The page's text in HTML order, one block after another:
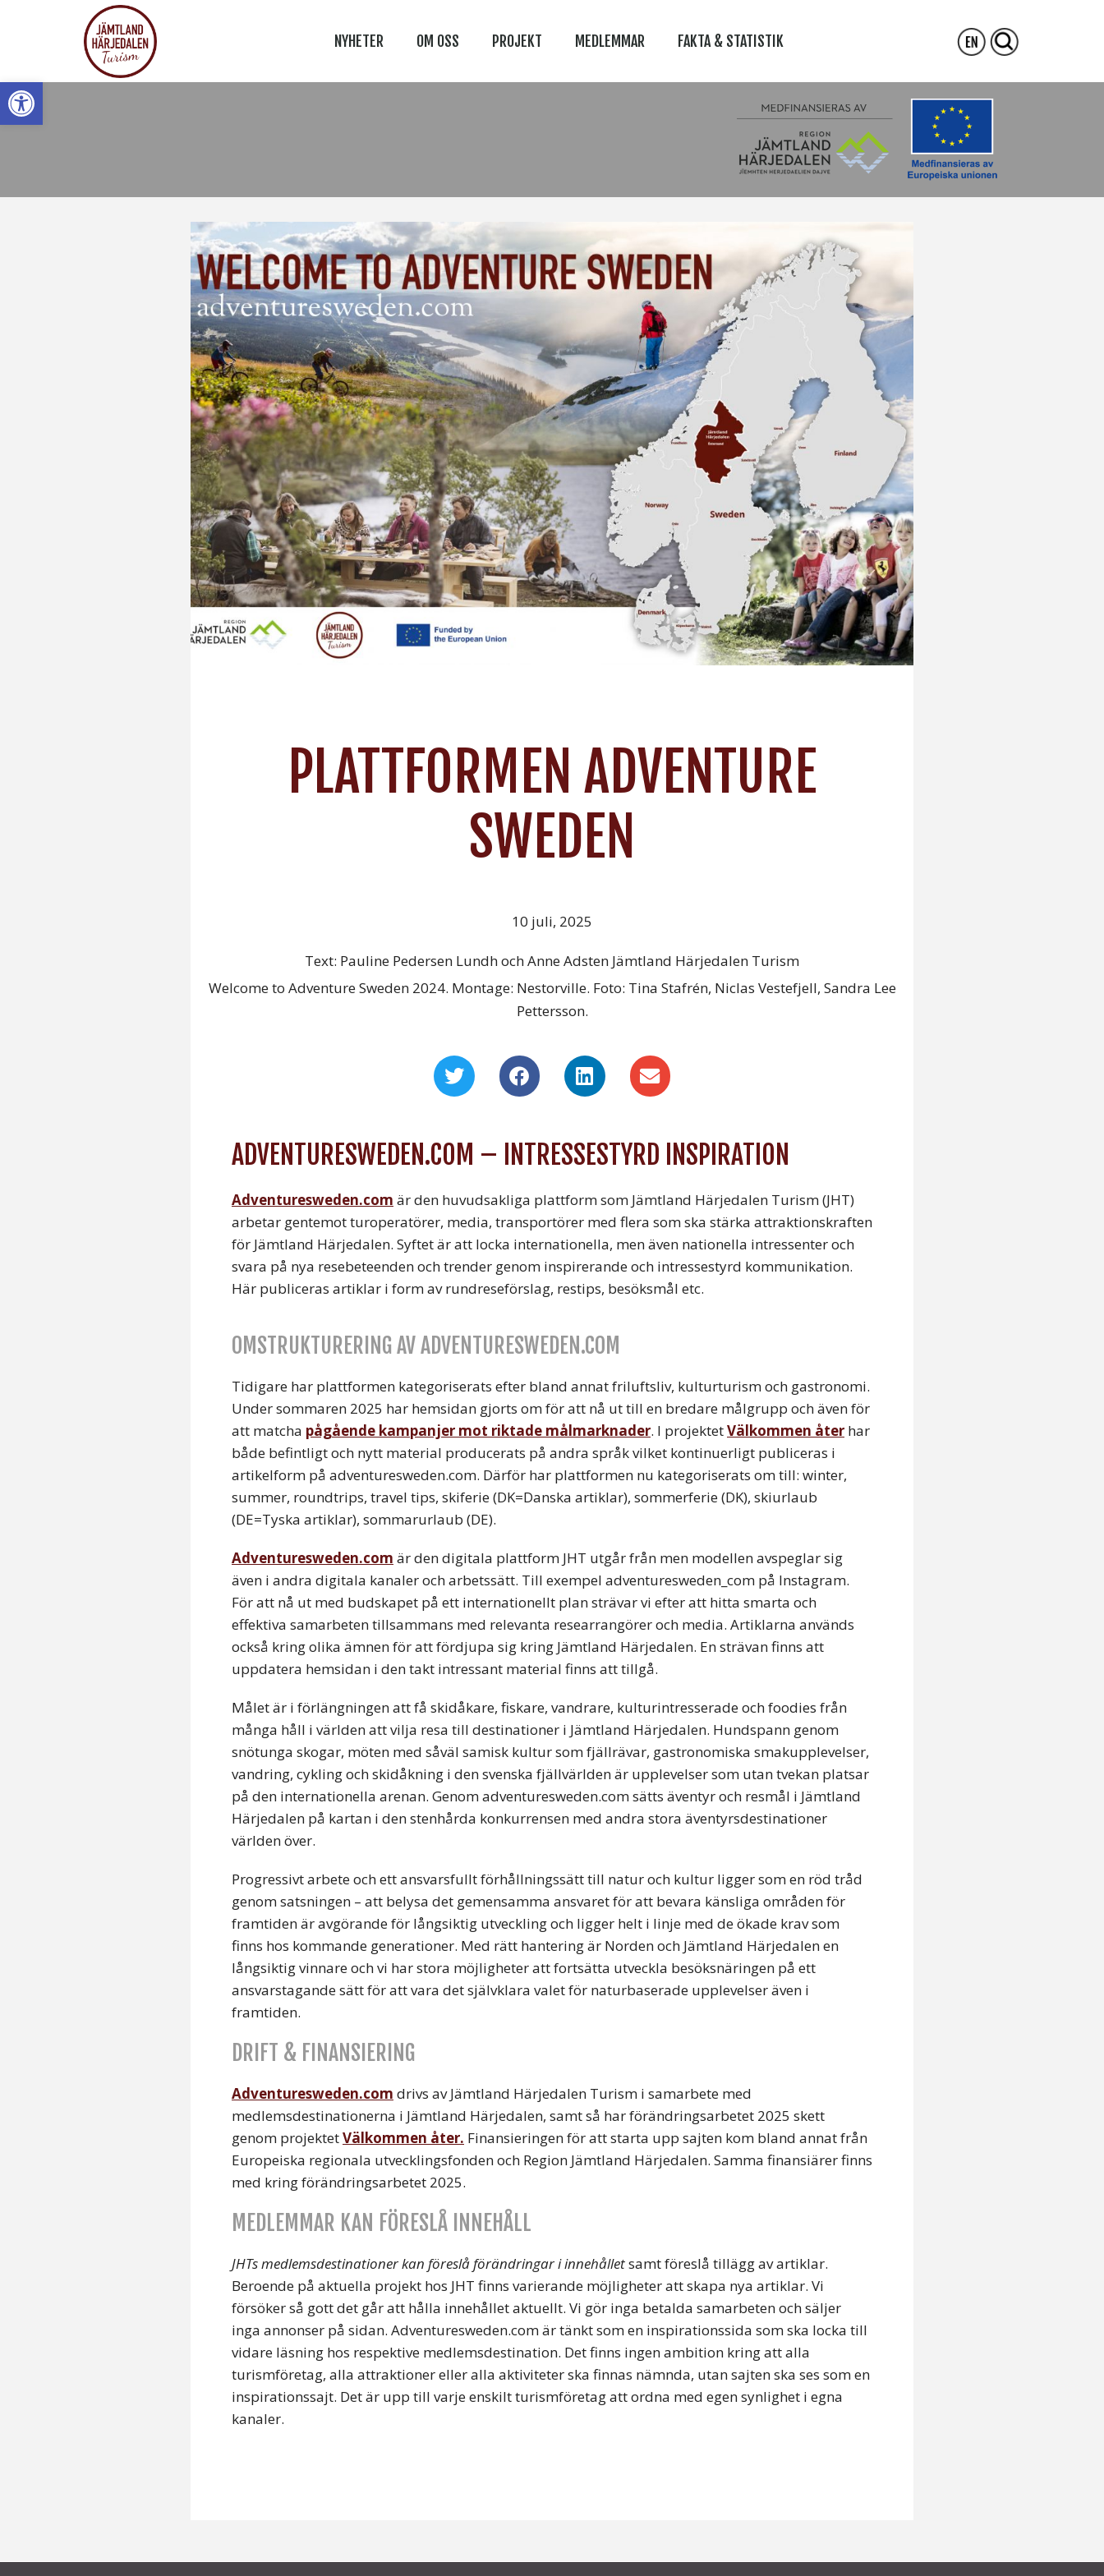
Open toolbar
NYHETER OM OSS PROJEKT MEDLEMMAR FAKTA & STATISTIK
PLATTFORMEN ADVENTURE
SWEDEN
10 juli, 2025
Text: Pauline Pedersen Lundh och Anne Adsten Jämtland Härjedalen Turism
Welcome to Adventure Sweden 2024. Montage: Nestorville. Foto: Tina Stafrén, Niclas Vestefjell, Sandra Lee
Pettersson.
ADVENTURESWEDEN.COM – INTRESSESTYRD INSPIRATION
Adventuresweden.com är den huvudsakliga plattform som Jämtland Härjedalen Turism (JHT)
arbetar gentemot turoperatörer, media, transportörer med flera som ska stärka attraktionskraften
för Jämtland Härjedalen. Syftet är att locka internationella, men även nationella intressenter och
svara på nya resebeteenden och trender genom inspirerande och intressestyrd kommunikation.
Här publiceras artiklar i form av rundreseförslag, restips, besöksmål etc.
OMSTRUKTURERING AV ADVENTURESWEDEN.COM
Tidigare har plattformen kategoriserats efter bland annat friluftsliv, kulturturism och gastronomi.
Under sommaren 2025 har hemsidan gjorts om för att nå ut till en bredare målgrupp och även för
att matcha pågående kampanjer mot riktade målmarknader. I projektetVälkommen åter har
både befintligt och nytt material producerats på andra språk vilket kontinuerligt publiceras i
artikelform på adventuresweden.com. Därför har plattformen nu kategoriserats om till: winter,
summer, roundtrips, travel tips, skiferie (DK=Danska artiklar), sommerferie (DK), skiurlaub
(DE=Tyska artiklar), sommarurlaub (DE).
Adventuresweden.com är den digitala plattform JHT utgår från men modellen avspeglar sig
även i andra digitala kanaler och arbetssätt. Till exempel adventuresweden_com på Instagram.
För att nå ut med budskapet på ett internationellt plan strävar vi efter att hitta smarta och
effektiva samarbeten tillsammans med relevanta researrangörer och media. Artiklarna används
också kring olika ämnen för att fördjupa sig kring Jämtland Härjedalen. En strävan finns att
uppdatera hemsidan i den takt intressant material finns att tillgå.
Målet är i förlängningen att få skidåkare, fiskare, vandrare, kulturintresserade och foodies från
många håll i världen att vilja resa till destinationer i Jämtland Härjedalen. Hundspann genom
snötunga skogar, möten med såväl samisk kultur som fjällrävar, gastronomiska smakupplevelser,
vandring, cykling och skidåkning i den svenska fjällvärlden är upplevelser som utan tvekan platsar
på den internationella arenan. Genom adventuresweden.com sätts äventyr och resmål i Jämtland
Härjedalen på kartan i den stenhårda konkurrensen med andra stora äventyrsdestinationer
världen över.
Progressivt arbete och ett ansvarsfullt förhållningssätt till natur och kultur ligger som en röd tråd
genom satsningen – att belysa det gemensamma ansvaret för att bevara känsliga områden för
framtiden är avgörande för långsiktig utveckling och ligger helt i linje med de ökade krav som
finns hos kommande generationer. Med rätt hantering är Norden och Jämtland Härjedalen en
långsiktig vinnare och vi har stora möjligheter att fortsätta utveckla besöksnäringen på ett
ansvarstagande sätt för att vara det självklara valet för naturbaserade upplevelser även i
framtiden.
DRIFT & FINANSIERING
Adventuresweden.com drivs av Jämtland Härjedalen Turism i samarbete med
medlemsdestinationerna i Jämtland Härjedalen, samt så har förändringsarbetet 2025 skett
genom projektetVälkommen åter. Finansieringen för att starta upp sajten kom bland annat från
Europeiska regionala utvecklingsfonden och Region Jämtland Härjedalen. Samma finansiärer finns
med kring förändringsarbetet 2025.
MEDLEMMAR KAN FÖRESLÅ INNEHÅLL
JHTs medlemsdestinationer kan föreslå förändringar i innehålletsamt föreslå tillägg av artiklar.
Beroende på aktuella projekt hos JHT finns varierande möjligheter att skapa nya artiklar. Vi
försöker så gott det går att hålla innehållet aktuellt. Vi gör inga betalda samarbeten och säljer
inga annonser på sidan. Adventuresweden.com är tänkt som en inspirationssida som ska locka till
vidare läsning hos respektive medlemsdestination. Det finns ingen ambition kring att alla
turismföretag, alla attraktioner eller alla aktiviteter ska finnas nämnda, utan sajten ska ses som en
inspirationssajt. Det är upp till varje enskilt turismföretag att ordna med egen synlighet i egna
kanaler.